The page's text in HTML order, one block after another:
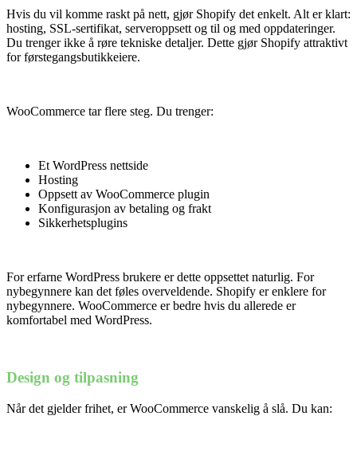
Hvis du vil komme raskt på nett, gjør Shopify det enkelt. Alt er klart:
hosting, SSL-sertifikat, serveroppsett og til og med oppdateringer.
Du trenger ikke å røre tekniske detaljer. Dette gjør Shopify attraktivt
for førstegangsbutikkeiere.
WooCommerce tar flere steg. Du trenger:
Et WordPress nettside
Hosting
Oppsett av WooCommerce plugin
Konfigurasjon av betaling og frakt
Sikkerhetsplugins
For erfarne WordPress brukere er dette oppsettet naturlig. For
nybegynnere kan det føles overveldende. Shopify er enklere for
nybegynnere. WooCommerce er bedre hvis du allerede er
komfortabel med WordPress.
Design og tilpasning
Når det gjelder frihet, er WooCommerce vanskelig å slå. Du kan: